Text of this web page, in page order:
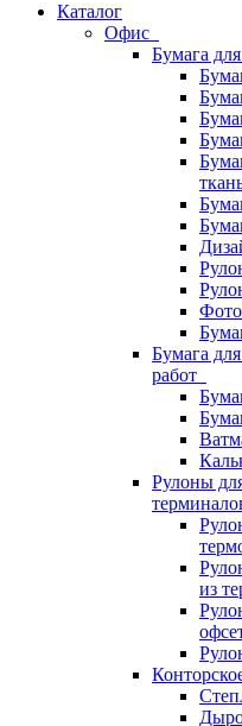
Каталог
Офис
Бумага
Бумага
работ
Рулоны
из